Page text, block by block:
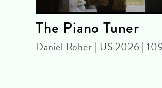
The Piano Tuner
Daniel Roher | US 2026 |